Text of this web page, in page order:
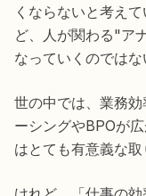
くならないと考え
ど、人が関わる"ア
なっていくのではな
世の中では、業務
ーシングやBPOが
はとても有意義な取